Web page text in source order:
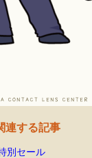
連する記事
別セール